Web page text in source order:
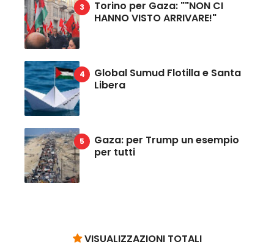
Torino per Gaza: ""NON CI
HANNO VISTO ARRIVARE!"
Global Sumud Flotilla e Santa
Libera
Gaza: per Trump un esempio
per tutti
VISUALIZZAZIONI TOTALI